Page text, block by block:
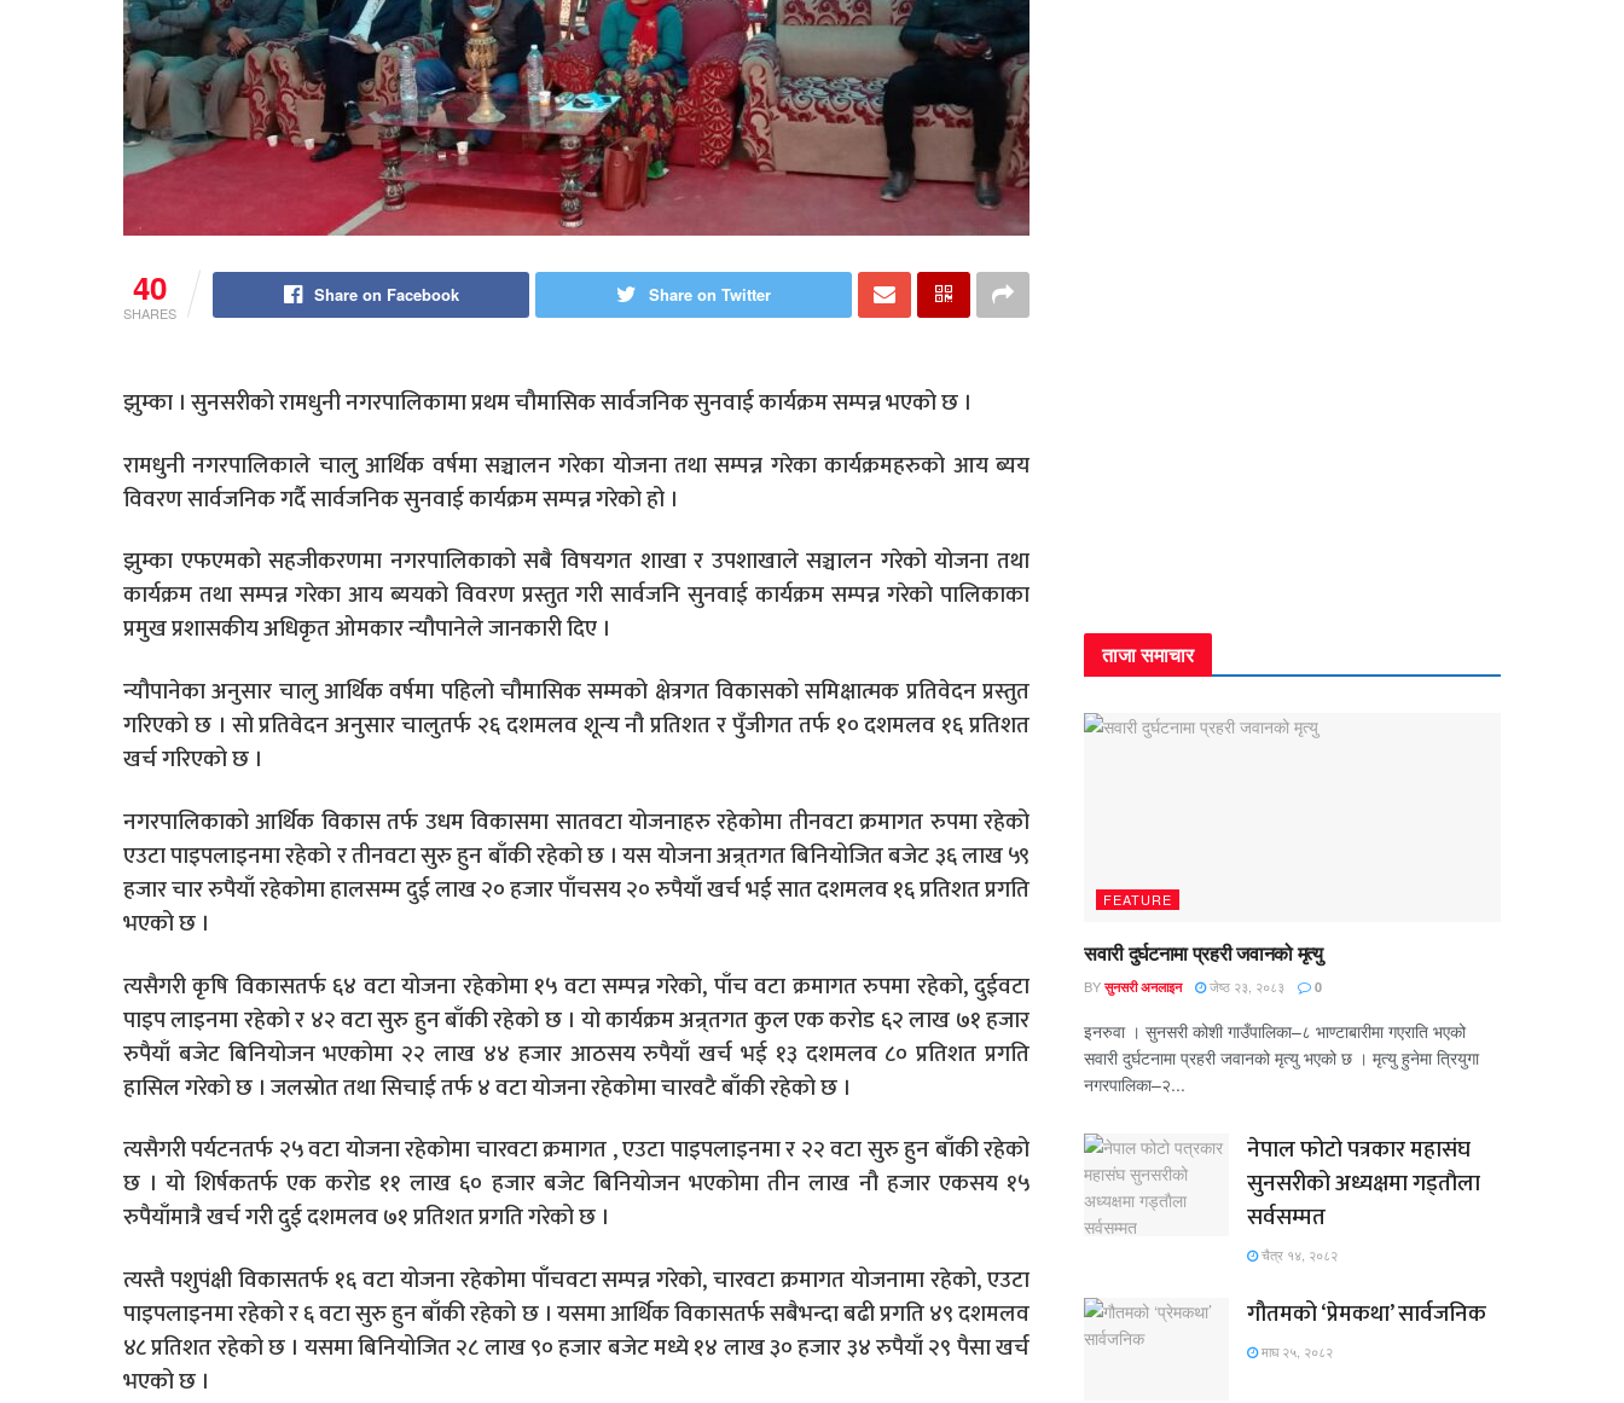
40
SHARES
Share on Facebook Share on Twitter
झुम्का । सुनसरीको रामधुनी नगरपालिकामा प्रथम चौमासिक सार्वजनिक सुनवाई कार्यक्रम सम्पन्न भएको छ ।
रामधुनी नगरपालिकाले चालु आर्थिक वर्षमा सञ्चालन गरेका योजना तथा सम्पन्न गरेका कार्यक्रमहरुको आय ब्यय
विवरण सार्वजनिक गर्दै सार्वजनिक सुनवाई कार्यक्रम सम्पन्न गरेको हो ।
झुम्का एफएमको सहजीकरणमा नगरपालिकाको सबै विषयगत शाखा र उपशाखाले सञ्चालन गरेको योजना तथा
कार्यक्रम तथा सम्पन्न गरेका आय ब्ययको विवरण प्रस्तुत गरी सार्वजनि सुनवाई कार्यक्रम सम्पन्न गरेको पालिकाका
प्रमुख प्रशासकीय अधिकृत ओमकार न्यौपानेले जानकारी दिए ।
न्यौपानेका अनुसार चालु आर्थिक वर्षमा पहिलो चौमासिक सम्मको क्षेत्रगत विकासको समिक्षात्मक प्रतिवेदन प्रस्तुत
गरिएको छ । सो प्रतिवेदन अनुसार चालुतर्फ २६ दशमलव शून्य नौ प्रतिशत र पुँजीगत तर्फ १० दशमलव १६ प्रतिशत
खर्च गरिएको छ ।
नगरपालिकाको आर्थिक विकास तर्फ उधम विकासमा सातवटा योजनाहरु रहेकोमा तीनवटा क्रमागत रुपमा रहेको
एउटा पाइपलाइनमा रहेको र तीनवटा सुरु हुन बाँकी रहेको छ । यस योजना अन्र्तगत बिनियोजित बजेट ३६ लाख ५९
हजार चार रुपैयाँ रहेकोमा हालसम्म दुई लाख २० हजार पाँचसय २० रुपैयाँ खर्च भई सात दशमलव १६ प्रतिशत प्रगति
भएको छ ।
त्यसैगरी कृषि विकासतर्फ ६४ वटा योजना रहेकोमा १५ वटा सम्पन्न गरेको, पाँच वटा क्रमागत रुपमा रहेको, दुईवटा
पाइप लाइनमा रहेको र ४२ वटा सुरु हुन बाँकी रहेको छ । यो कार्यक्रम अन्र्तगत कुल एक करोड ६२ लाख ७१ हजार
रुपैयाँ बजेट बिनियोजन भएकोमा २२ लाख ४४ हजार आठसय रुपैयाँ खर्च भई १३ दशमलव ८० प्रतिशत प्रगति
हासिल गरेको छ । जलस्रोत तथा सिचाई तर्फ ४ वटा योजना रहेकोमा चारवटै बाँकी रहेको छ ।
त्यसैगरी पर्यटनतर्फ २५ वटा योजना रहेकोमा चारवटा क्रमागत , एउटा पाइपलाइनमा र २२ वटा सुरु हुन बाँकी रहेको
छ । यो शिर्षकतर्फ एक करोड ११ लाख ६० हजार बजेट बिनियोजन भएकोमा तीन लाख नौ हजार एकसय १५
रुपैयाँमात्रै खर्च गरी दुई दशमलव ७१ प्रतिशत प्रगति गरेको छ ।
त्यस्तै पशुपंक्षी विकासतर्फ १६ वटा योजना रहेकोमा पाँचवटा सम्पन्न गरेको, चारवटा क्रमागत योजनामा रहेको, एउटा
पाइपलाइनमा रहेको र ६ वटा सुरु हुन बाँकी रहेको छ । यसमा आर्थिक विकासतर्फ सबैभन्दा बढी प्रगति ४९ दशमलव
४८ प्रतिशत रहेको छ । यसमा बिनियोजित २८ लाख ९० हजार बजेट मध्ये १४ लाख ३० हजार ३४ रुपैयाँ २९ पैसा खर्च
भएको छ ।
ताजा समाचार
FEATURE
सवारी दुर्घटनामा प्रहरी जवानको मृत्यु
BY सुनसरी अनलाइन जेष्ठ २३, २०८३ 0
इनरुवा । सुनसरी कोशी गाउँपालिका–८ भाण्टाबारीमा गएराति भएको
सवारी दुर्घटनामा प्रहरी जवानको मृत्यु भएको छ । मृत्यु हुनेमा त्रियुगा
नगरपालिका–२...
नेपाल फोटो पत्रकार महासंघ
सुनसरीको अध्यक्षमा गड्ताैला
सर्वसम्मत
चैत्र १४, २०८२
गौतमको ‘प्रेमकथा’ सार्वजनिक
माघ २५, २०८२